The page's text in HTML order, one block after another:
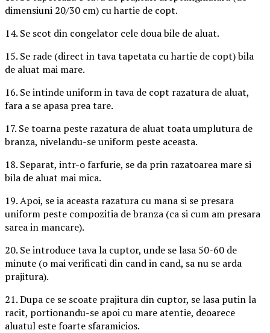
dimensiuni 20/30 cm) cu hartie de copt.
14. Se scot din congelator cele doua bile de aluat.
15. Se rade (direct in tava tapetata cu hartie de copt) bila
de aluat mai mare.
16. Se intinde uniform in tava de copt razatura de aluat,
fara a se apasa prea tare.
17. Se toarna peste razatura de aluat toata umplutura de
branza, nivelandu-se uniform peste aceasta.
18. Separat, intr-o farfurie, se da prin razatoarea mare si
bila de aluat mai mica.
19. Apoi, se ia aceasta razatura cu mana si se presara
uniform peste compozitia de branza (ca si cum am presara
sarea in mancare).
20. Se introduce tava la cuptor, unde se lasa 50-60 de
minute (o mai verificati din cand in cand, sa nu se arda
prajitura).
21. Dupa ce se scoate prajitura din cuptor, se lasa putin la
racit, portionandu-se apoi cu mare atentie, deoarece
aluatul este foarte sfaramicios.